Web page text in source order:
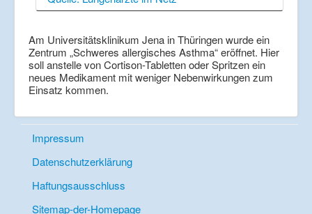
Am Universitätsklinikum Jena in Thüringen wurde ein
Zentrum „Schweres allergisches Asthma“ eröffnet. Hier
soll anstelle von Cortison-Tabletten oder Spritzen ein
neues Medikament mit weniger Nebenwirkungen zum
Einsatz kommen.
Impressum
Datenschutzerklärung
Haftungsausschluss
Sitemap-der-Homepage